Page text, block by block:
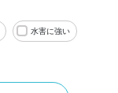
水害に強い